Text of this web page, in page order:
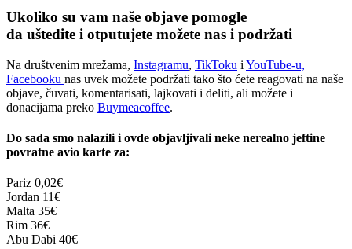
Ukoliko su vam naše objave pomogle
da uštedite i otputujete možete nas i podržati
Na društvenim mrežama, Instagramu, TikToku i YouTube-u,
Facebooku nas uvek možete podržati tako što ćete reagovati na naše
objave, čuvati, komentarisati, lajkovati i deliti, ali možete i
donacijama preko Buymeacoffee.
Do sada smo nalazili i ovde objavljivali neke nerealno jeftine
povratne avio karte za:
Pariz 0,02€
Jordan 11€
Malta 35€
Rim 36€
Abu Dabi 40€